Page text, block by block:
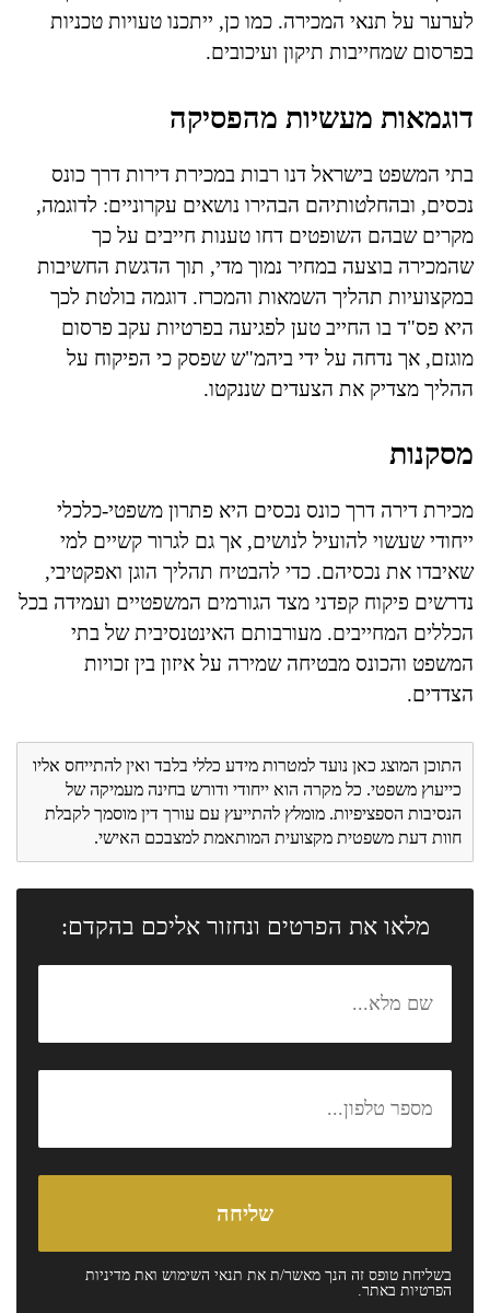
לערער על תנאי המכירה. כמו כן, ייתכנו טעויות טכניות
בפרסום שמחייבות תיקון ועיכובים.
דוגמאות מעשיות מהפסיקה
בתי המשפט בישראל דנו רבות במכירת דירות דרך כונס
נכסים, ובהחלטותיהם הבהירו נושאים עקרוניים: לדוגמה,
מקרים שבהם השופטים דחו טענות חייבים על כך
שהמכירה בוצעה במחיר נמוך מדי, תוך הדגשת החשיבות
במקצועיות תהליך השמאות והמכרז. דוגמה בולטת לכך
היא פס"ד בו החייב טען לפגיעה בפרטיות עקב פרסום
מוגזם, אך נדחה על ידי ביהמ"ש שפסק כי הפיקוח על
ההליך מצדיק את הצעדים שננקטו.
מסקנות
מכירת דירה דרך כונס נכסים היא פתרון משפטי-כלכלי
ייחודי שעשוי להועיל לנושים, אך גם לגרור קשיים למי
שאיבדו את נכסיהם. כדי להבטיח תהליך הוגן ואפקטיבי,
נדרשים פיקוח קפדני מצד הגורמים המשפטיים ועמידה בכל
הכללים המחייבים. מעורבותם האינטנסיבית של בתי
המשפט והכונס מבטיחה שמירה על איזון בין זכויות
הצדדים.
התוכן המוצג כאן נועד למטרות מידע כללי בלבד ואין להתייחס אליו
כייעוץ משפטי. כל מקרה הוא ייחודי ודורש בחינה מעמיקה של
הנסיבות הספציפיות. מומלץ להתייעץ עם עורך דין מוסמך לקבלת
חוות דעת משפטית מקצועית המותאמת למצבכם האישי.
מלאו את הפרטים ונחזור אליכם בהקדם:
בשליחת טופס זה הנך מאשר/ת את תנאי השימוש ואת מדיניות
הפרטיות באתר.